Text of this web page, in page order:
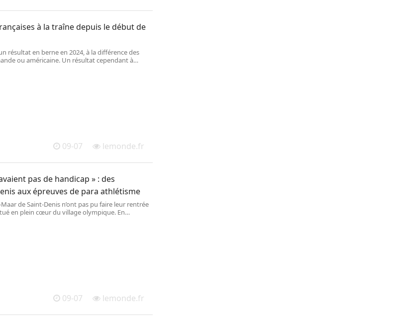
à la traîne depuis le début de
résultat en berne en 2024, à la différence des
ou américaine. Un résultat cependant à
09-07 lemonde.fr
pas de handicap » : des
aux épreuves de para athlétisme
de Saint-Denis n’ont pas pu faire leur rentrée
en plein cœur du village olympique. En
09-07 lemonde.fr